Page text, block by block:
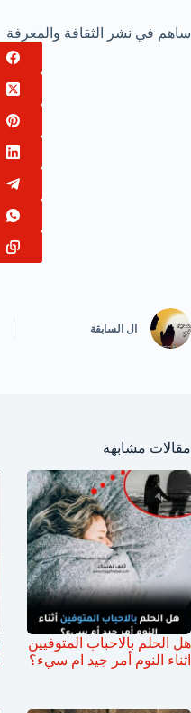
ساهم في نشر الثقافة والمعرفة
ال السابقة
مقالات مشابهة
هل الحلم بالاحباب المتوفيين
اثناء النوم أمر جيد ام سيء؟